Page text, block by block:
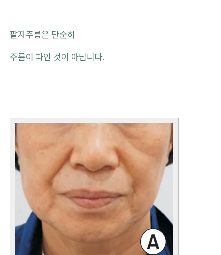
팔자주름은 단순히
주름이 파인 것이 아닙니다.